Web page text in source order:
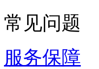
常见问题
服务保障